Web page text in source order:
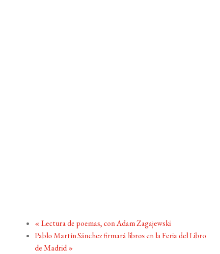
«Lectura de poemas, con Adam Zagajewski
Pablo Martín Sánchez firmará libros en la Feria del Libro
de Madrid»